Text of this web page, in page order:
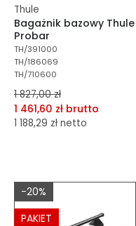
Thule
Bagażnik bazowy Thule
Probar
TH/391000
TH/186069
TH/710600
1 827,00 zł
1 461,60 zł brutto
1 188,29 zł netto
Do koszyka
-20%
PAKIET